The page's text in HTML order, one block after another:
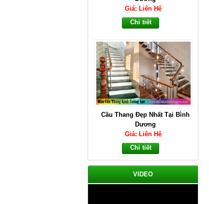
Giá: Liên Hệ
Chi tiết
Cầu Thang Đẹp Nhất Năm 2022
Giá: Liên Hệ
Chi tiết
VIDEO